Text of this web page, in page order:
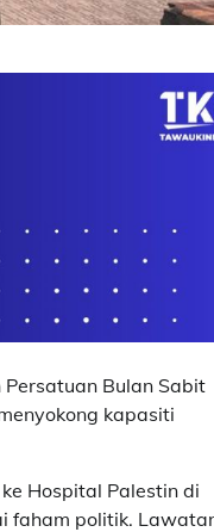
Bulan Sabit
kapasiti
Hospital Palestin di
faham politik.